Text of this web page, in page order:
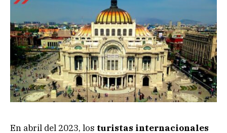
En abril del 2023, los turistas internacionales